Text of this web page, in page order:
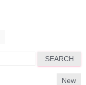
SEARCH
New